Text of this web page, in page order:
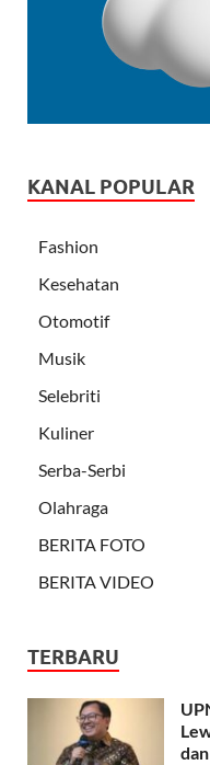
KANAL POPULAR
Fashion
Kesehatan
Otomotif
Musik
Selebriti
Kuliner
Serba-Serbi
Olahraga
BERITA FOTO
BERITA VIDEO
TERBARU